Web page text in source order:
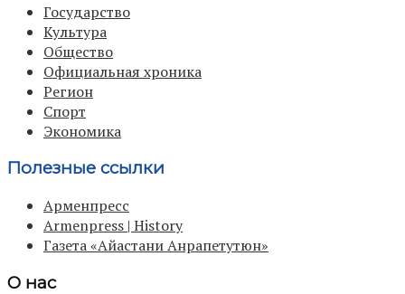
Государство
Культура
Общество
Официальная хроника
Регион
Спорт
Экономика
Полезные ссылки
Арменпресс
Armenpress | History
Газета «Айастани Анрапетутюн»
О нас